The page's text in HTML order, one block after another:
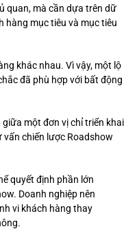
quan, mà cần dựa trên dữ
hàng mục tiêu và mục tiêu
khác nhau. Vì vậy, một lộ
đã phù hợp với bất động
một đơn vị chỉ triển khai
chiến lược Roadshow
quyết định phần lớn
Doanh nghiệp nên
vi khách hàng thay